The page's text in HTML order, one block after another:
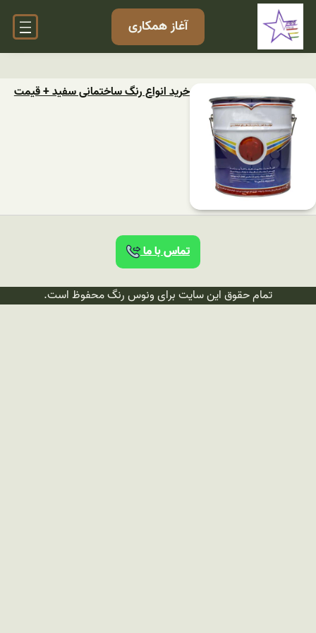
آغاز همکاری
خرید انواع رنگ ساختمانی سفید + قیمت
تماس با ما
تمام حقوق این سایت برای ونوس رنگ محفوظ است.